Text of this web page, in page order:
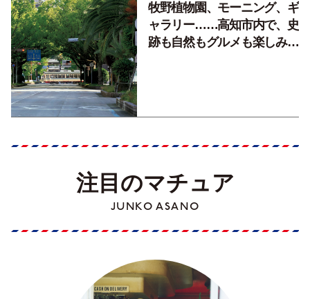
牧野植物園、モーニング、ギ
ャラリー……高知市内で、史
跡も自然もグルメも楽しみ尽
注目のマチュア
JUNKO ASANO